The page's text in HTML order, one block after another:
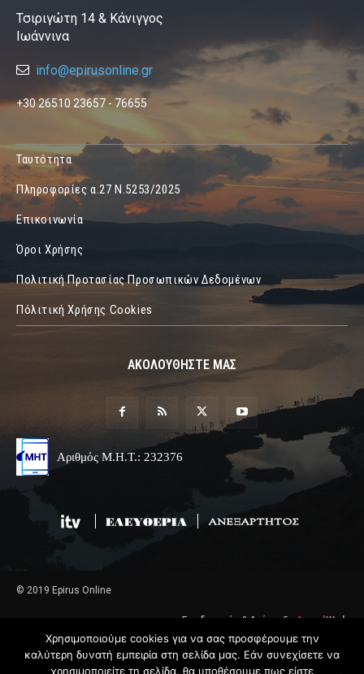
Τσιριγώτη 14 & Κάνιγγος
Ιωάννινα
info@epirusonline.gr
+30 26510 23657 - 76655
Ταυτότητα
Πληροφορίες α.27 Ν.5253/2025
Επικοινωνία
Όροι Χρήσης
Πολιτική Προτασίας Προσωπικών Δεδομένων
Πόλιτική Χρήσης Cookies
ΑΚΟΛΟΥΘΗΣΤΕ ΜΑΣ
Αριθμός Μ.Η.Τ.: 232376
© 2019 Epirus Online
Σχεδιασμός & Ανάπτυξη AngelWeb
Χρησιμοποιούμε cookies για να σας προσφέρουμε την
καλύτερη δυνατή εμπειρία στη σελίδα μας. Εάν συνεχίσετε να
χρησιμοποιείτε τη σελίδα, θα υποθέσουμε πως είστε